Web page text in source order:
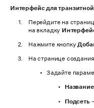
Интерфейс для
Перейдите на
на вкладку
Нажмите кнопку
На странице
Задайте
Название
Подсеть